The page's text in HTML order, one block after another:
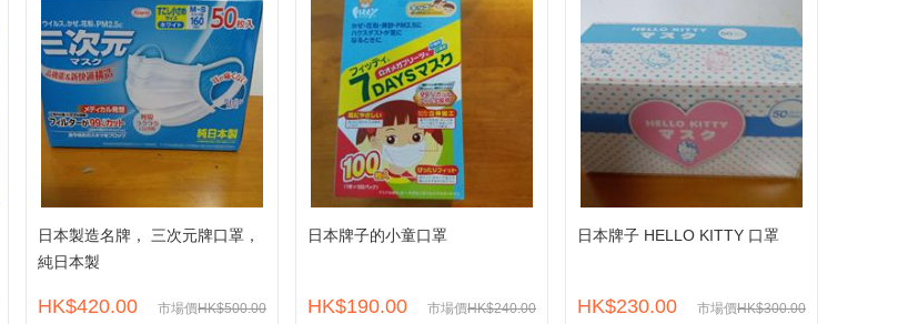
日本製造名牌， 三次元牌口罩，
純日本製
市場價HK$500.00
HK$420.00
日本牌子的小童口罩
市場價HK$240.00
HK$190.00
日本牌子 HELLO KITTY 口罩
市場價HK$300.00
HK$230.00